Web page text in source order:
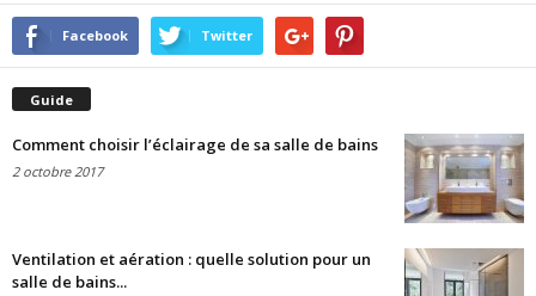
Facebook Twitter
Guide
Comment choisir l’éclairage de sa salle de bains
2 octobre 2017
Ventilation et aération : quelle solution pour un
salle de bains...